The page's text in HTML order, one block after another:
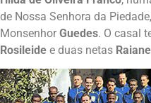
de Nossa Senhora da
Monsenhor Guedes. O casal
Rosileide e duas netas Raiane